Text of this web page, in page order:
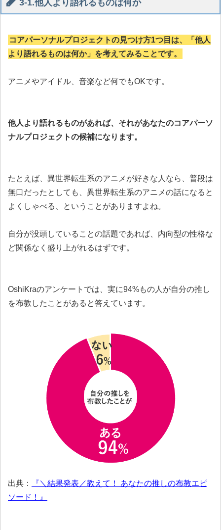
3-1.他人より語れるものは何か
コアパーソナルプロジェクトの見つけ方1つ目は、「他人
より語れるものは何か」を考えてみることです。
アニメやアイドル、音楽など何でもOKです。
他人より語れるものがあれば、それがあなたのコアパーソ
ナルプロジェクトの候補になります。
たとえば、異世界転生系のアニメが好きな人なら、普段は
無口だったとしても、異世界転生系のアニメの話になると
よくしゃべる、ということがありますよね。
自分が没頭していることの話題であれば、内向型の性格な
ど関係なく盛り上がれるはずです。
OshiKraのアンケートでは、実に94%もの人が自分の推し
を布教したことがあると答えています。
出典：
『＼結果発表／教えて！ あなたの推しの布教エピ
ソード！』